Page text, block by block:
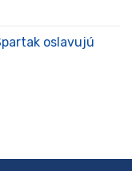
oslavujú